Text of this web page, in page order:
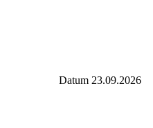
Datum 23.09.2026